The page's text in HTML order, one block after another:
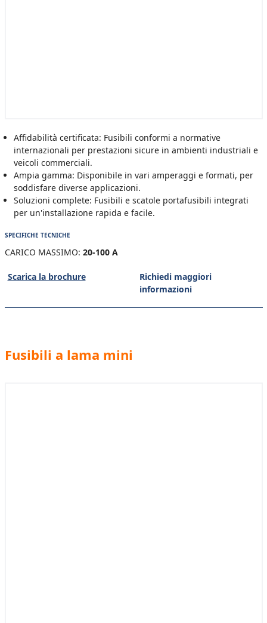
Affidabilità certificata: Fusibili conformi a normative
internazionali per prestazioni sicure in ambienti industriali e
veicoli commerciali.
Ampia gamma: Disponibile in vari amperaggi e formati, per
soddisfare diverse applicazioni.
Soluzioni complete: Fusibili e scatole portafusibili integrati
per un'installazione rapida e facile.
SPECIFICHE TECNICHE
CARICO MASSIMO: 20-100 A
Scarica la brochure
Richiedi maggiori
informazioni
Fusibili a lama mini